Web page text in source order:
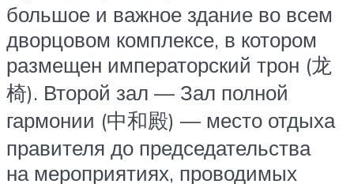
большое и важное здание во всем
дворцовом комплексе, в котором
размещен императорский трон (龙
椅). Второй зал — Зал полной
гармонии (中和殿) — место отдыха
правителя до председательства
на мероприятиях, проводимых